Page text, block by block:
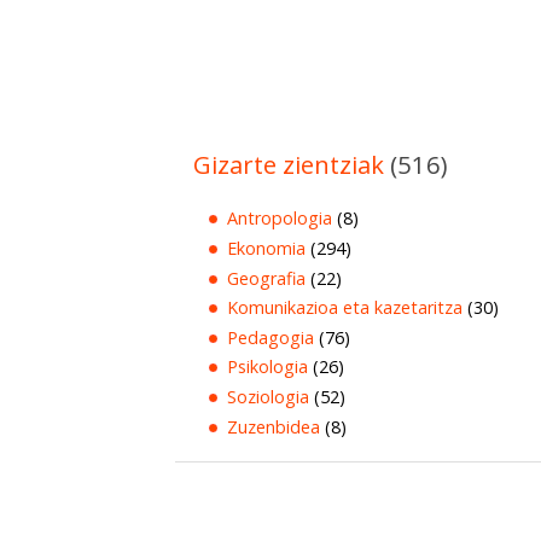
Gizarte zientziak (516)
Antropologia (8)
Ekonomia (294)
Geografia (22)
Komunikazioa eta kazetaritza (30)
Pedagogia (76)
Psikologia (26)
Soziologia (52)
Zuzenbidea (8)